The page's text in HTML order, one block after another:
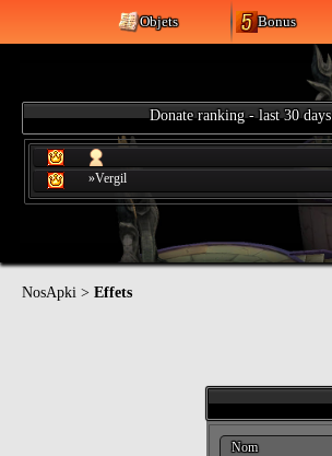
Objets Bonus
Donate ranking - last 30 days
»Vergil
NosApki > Effets
Nom